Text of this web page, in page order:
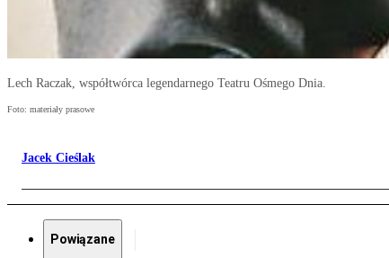
Lech Raczak, współtwórca legendarnego Teatru Ośmego Dnia.
Foto: materiały prasowe
Jacek Cieślak
Powiązane